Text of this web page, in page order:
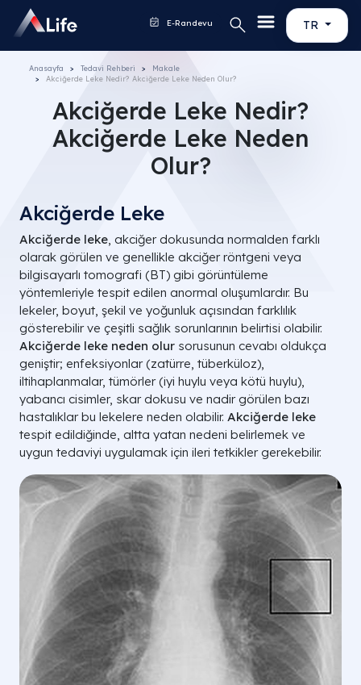
TR
E-Randevu
Anasayfa Tedavi Rehberi
Makale
Akciğerde Leke Nedir? Akciğerde Leke Neden Olur?
Akciğerde Leke Nedir?
Akciğerde Leke Neden
Olur?
Akciğerde Leke
Akciğerde leke, akciğer dokusunda normalden farklı
olarak görülen ve genellikle akciğer röntgeni veya
bilgisayarlı tomografi (BT) gibi görüntüleme
yöntemleriyle tespit edilen anormal oluşumlardır. Bu
lekeler, boyut, şekil ve yoğunluk açısından farklılık
gösterebilir ve çeşitli sağlık sorunlarının belirtisi olabilir.
Akciğerde leke neden olur sorusunun cevabı oldukça
geniştir; enfeksiyonlar (zatürre, tüberküloz),
iltihaplanmalar, tümörler (iyi huylu veya kötü huylu),
yabancı cisimler, skar dokusu ve nadir görülen bazı
hastalıklar bu lekelere neden olabilir. Akciğerde leke
tespit edildiğinde, altta yatan nedeni belirlemek ve
uygun tedaviyi uygulamak için ileri tetkikler gerekebilir.